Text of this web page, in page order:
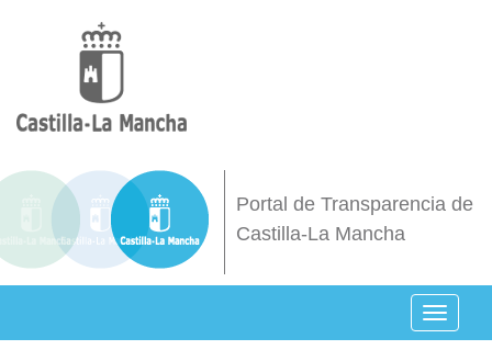
Portal de Transparencia de
Castilla-La Mancha
Toggle